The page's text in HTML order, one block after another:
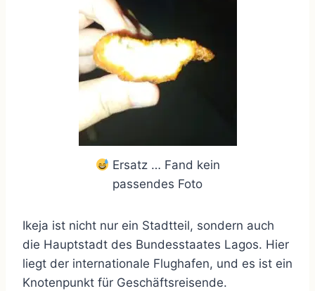
Ersatz … Fand kein
passendes Foto
Ikeja ist nicht nur ein Stadtteil, sondern auch
die Hauptstadt des Bundesstaates Lagos. Hier
liegt der internationale Flughafen, und es ist ein
Knotenpunkt für Geschäftsreisende.